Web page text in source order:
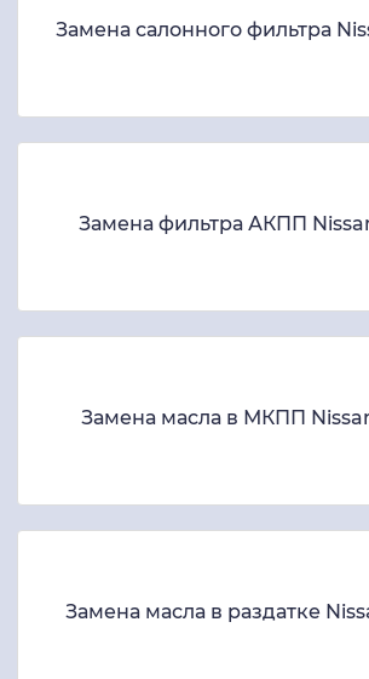
Замена салонного фильтра
Замена фильтра АКПП
Замена масла в МКПП
Замена масла в раздатке